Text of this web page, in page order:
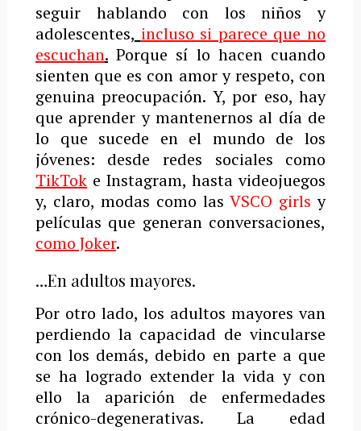
seguir hablando con los niños y
adolescentes, incluso si parece que no
escuchan.Porque sí lo hacen cuando
sienten que es con amor y respeto, con
genuina preocupación. Y, por eso, hay
que aprender y mantenernos al día de
lo que sucede en el mundo de los
jóvenes: desde redes sociales como
TikToke Instagram, hasta videojuegos
y, claro, modas como lasVSCO girls y
películas que generan conversaciones,
como Joker.
…En adultos mayores.
Por otro lado, los adultos mayores van
perdiendo la capacidad de vincularse
con los demás, debido en parte a que
se ha logrado extender la vida y con
ello la aparición de enfermedades
crónico-degenerativas. La edad